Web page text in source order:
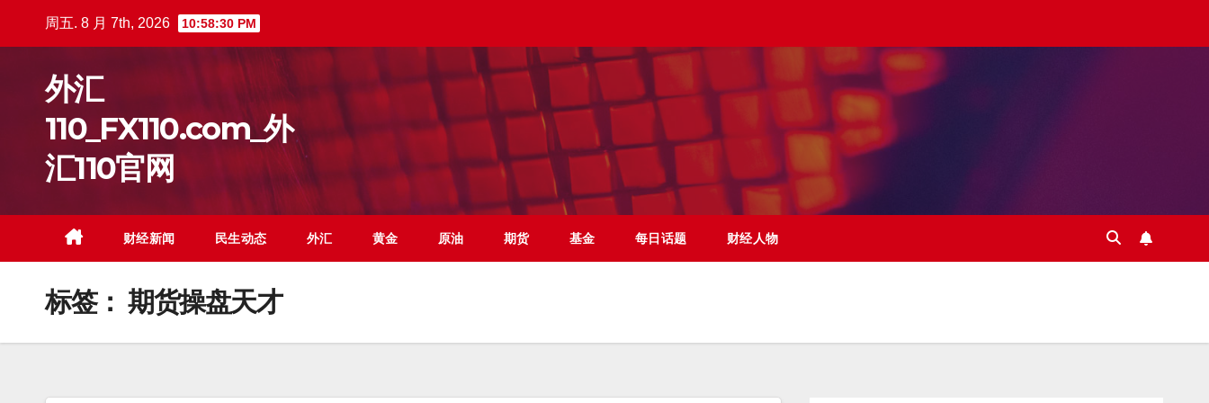
周五. 8 月 7th, 2026 10:58:31 PM
外汇
110_FX110.com_外
汇110官网
财经新闻 民生动态 外汇 黄金 原油 期货 基金 每日话题 财经人物
标签： 期货操盘天才